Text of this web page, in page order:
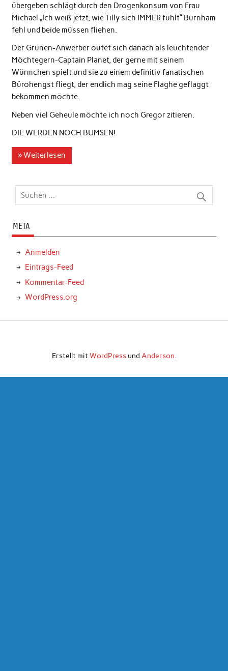
übergeben schlägt durch den Drogenkonsum von Frau
Michael „Ich weiß jetzt, wie Tilly sich IMMER fühlt“ Burnham
fehl und beide müssen fliehen.
Der Grünen-Anwerber outet sich danach als leuchtender
Möchtegern-Captain Planet, der gerne mit seinem
Würmchen spielt und sie zu einem definitiv fanatischen
Bürohengst fliegt, der endlich mag seine Flaghe geflaggt
bekommen möchte.
Neben viel Geheule möchte ich noch Gregor zitieren.
DIE WERDEN NOCH BUMSEN!
» Weiterlesen
META
Anmelden
Eintrags-Feed
Kommentar-Feed
WordPress.org
Erstellt mit WordPressund Anderson.